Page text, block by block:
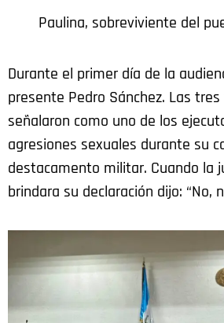
Paulina, sobreviviente del
Durante el primer día de la
presente Pedro Sánchez. Las
señalaron como uno de los
agresiones sexuales durante su
destacamento militar. Cuando la
brindara su declaración dijo: “No,